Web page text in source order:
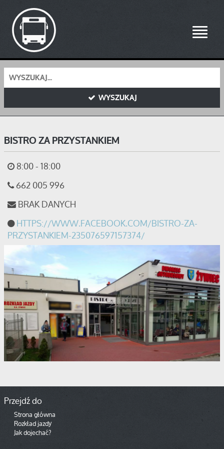
Toggle
WYSZUKAJ
BISTRO ZA PRZYSTANKIEM
8:00 - 18:00
662 005 996
BRAK DANYCH
HTTPS://WWW.FACEBOOK.COM/BISTRO-ZA-
PRZYSTANKIEM-235076597157374/
Przejdź do
Strona główna
Rozkład jazdy
Jak dojechać?